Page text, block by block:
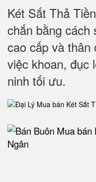
Két Sắt Thả
chắn bằng
cao cấp và thân
việc khoan, đục
ninh tối ưu.